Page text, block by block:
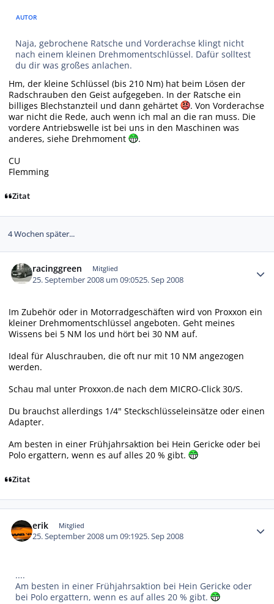
AUTOR
Naja, gebrochene Ratsche und Vorderachse klingt nicht
nach einem kleinen Drehmomentschlüssel. Dafür solltest
du dir was großes anlachen.
Hm, der kleine Schlüssel (bis 210 Nm) hat beim Lösen der
Radschrauben den Geist aufgegeben. In der Ratsche ein
billiges Blechstanzteil und dann gehärtet
. Von Vorderachse
war nicht die Rede, auch wenn ich mal an die ran muss. Die
vordere Antriebswelle ist bei uns in den Maschinen was
anderes, siehe Drehmoment
.
CU
Flemming
Zitat
4 Wochen später...
racinggreen Mitglied
25. September 2008 um 09:0525. Sep 2008
Im Zubehör oder in Motorradgeschäften wird von Proxxon ein
kleiner Drehmomentschlüssel angeboten. Geht meines
Wissens bei 5 NM los und hört bei 30 NM auf.
Ideal für Aluschrauben, die oft nur mit 10 NM angezogen
werden.
Schau mal unter Proxxon.de nach dem MICRO-Click 30/S.
Du brauchst allerdings 1/4" Steckschlüsseleinsätze oder einen
Adapter.
Am besten in einer Frühjahrsaktion bei Hein Gericke oder bei
Polo ergattern, wenn es auf alles 20 % gibt.
Zitat
erik Mitglied
25. September 2008 um 09:1925. Sep 2008
....
Am besten in einer Frühjahrsaktion bei Hein Gericke oder
bei Polo ergattern, wenn es auf alles 20 % gibt.